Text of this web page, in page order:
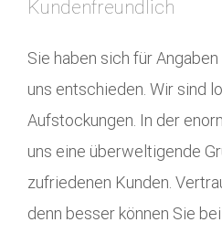
Kundenfreundlich
Sie haben sich für
uns entschieden. Wir sind
Aufstockungen. In der
uns eine überweltigende
zufriedenen Kunden.
denn besser können Sie